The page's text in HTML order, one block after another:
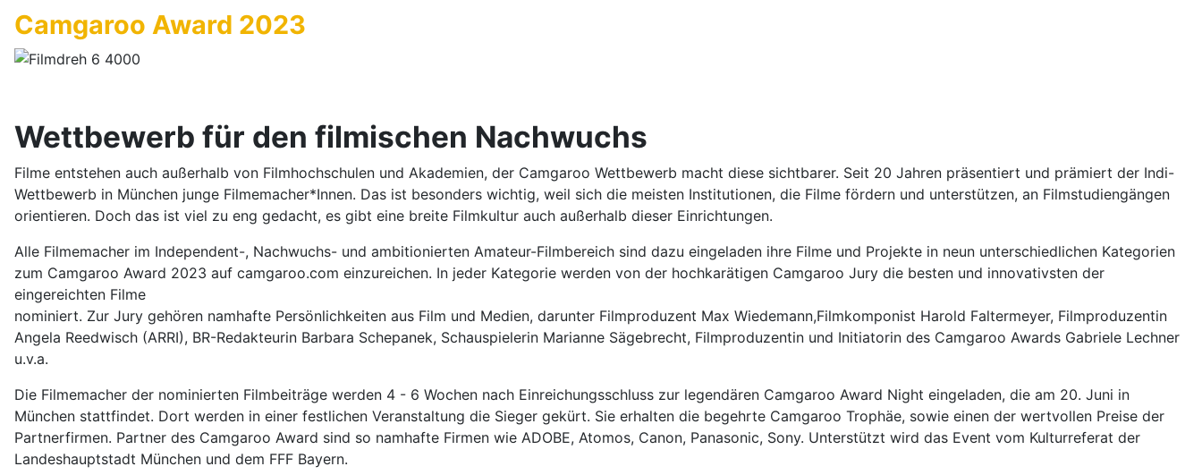
Camgaroo Award 2023
Wettbewerb für den filmischen Nachwuchs
Filme entstehen auch außerhalb von Filmhochschulen und Akademien, der Camgaroo Wettbewerb macht diese sichtbarer. Seit 20 Jahren präsentiert und prämiert der Indi-
Wettbewerb in München junge Filmemacher*Innen. Das ist besonders wichtig, weil sich die meisten Institutionen, die Filme fördern und unterstützen, an Filmstudiengängen
orientieren. Doch das ist viel zu eng gedacht, es gibt eine breite Filmkultur auch außerhalb dieser Einrichtungen.
Alle Filmemacher im Independent-, Nachwuchs- und ambitionierten Amateur-Filmbereich sind dazu eingeladen ihre Filme und Projekte in neun unterschiedlichen Kategorien
zum Camgaroo Award 2023 auf camgaroo.com einzureichen. In jeder Kategorie werden von der hochkarätigen Camgaroo Jury die besten und innovativsten der
eingereichten Filme
nominiert. Zur Jury gehören namhafte Persönlichkeiten aus Film und Medien, darunter Filmproduzent Max Wiedemann,Filmkomponist Harold Faltermeyer, Filmproduzentin
Angela Reedwisch (ARRI), BR-Redakteurin Barbara Schepanek, Schauspielerin Marianne Sägebrecht, Filmproduzentin und Initiatorin des Camgaroo Awards Gabriele Lechner
u.v.a.
Die Filmemacher der nominierten Filmbeiträge werden 4 - 6 Wochen nach Einreichungsschluss zur legendären Camgaroo Award Night eingeladen, die am 20. Juni in
München stattfindet. Dort werden in einer festlichen Veranstaltung die Sieger gekürt. Sie erhalten die begehrte Camgaroo Trophäe, sowie einen der wertvollen Preise der
Partnerfirmen. Partner des Camgaroo Award sind so namhafte Firmen wie ADOBE, Atomos, Canon, Panasonic, Sony. Unterstützt wird das Event vom Kulturreferat der
Landeshauptstadt München und dem FFF Bayern.